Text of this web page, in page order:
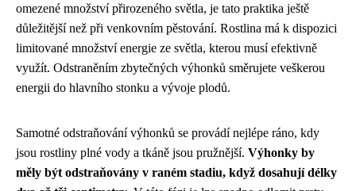
omezené množství přirozeného světla, je tato praktika ještě
důležitější než při venkovním pěstování. Rostlina má k dispozici
limitované množství energie ze světla, kterou musí efektivně
využít. Odstraněním zbytečných výhonků směrujete veškerou
energii do hlavního stonku a vývoje plodů.
Samotné odstraňování výhonků se provádí nejlépe ráno, kdy
jsou rostliny plné vody a tkáně jsou pružnější. Výhonky by
měly být odstraňovány v raném stadiu, když dosahují délky